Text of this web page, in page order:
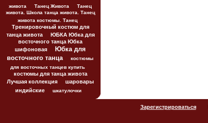
живота
Танец Живота
Танец
живота. Школа танца живота. Танец
живота костюмы. Танец
Тренировочный костюм для
танца живота
ЮБКА Юбка для
восточного танца Юбка
шифоновая
Юбка для
восточного танца
костюмы
для восточных танцев купить
костюмы для танца живота
Лучшая коллекция
шаровары
индийские
шкатулочки
Зарегистрироваться